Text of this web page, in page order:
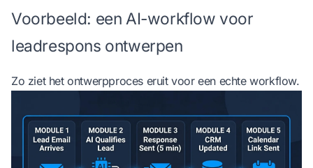
Voorbeeld: een AI-workflow voor
leadrespons ontwerpen
Zo ziet het ontwerpproces eruit voor een echte workflow.